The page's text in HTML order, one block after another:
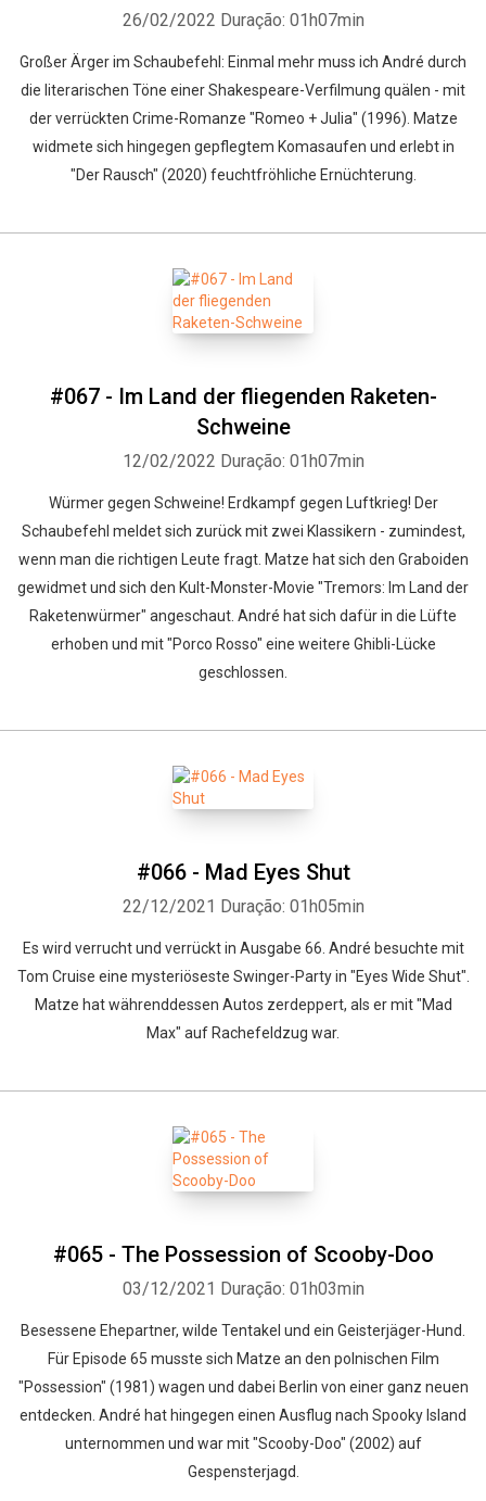
26/02/2022 Duração: 01h07min
Großer Ärger im Schaubefehl: Einmal mehr muss ich André durch
die literarischen Töne einer Shakespeare-Verfilmung quälen - mit
der verrückten Crime-Romanze "Romeo + Julia" (1996). Matze
widmete sich hingegen gepflegtem Komasaufen und erlebt in
"Der Rausch" (2020) feuchtfröhliche Ernüchterung.
#067 - Im Land der fliegenden Raketen-
Schweine
12/02/2022 Duração: 01h07min
Würmer gegen Schweine! Erdkampf gegen Luftkrieg! Der
Schaubefehl meldet sich zurück mit zwei Klassikern - zumindest,
wenn man die richtigen Leute fragt. Matze hat sich den Graboiden
gewidmet und sich den Kult-Monster-Movie "Tremors: Im Land der
Raketenwürmer" angeschaut. André hat sich dafür in die Lüfte
erhoben und mit "Porco Rosso" eine weitere Ghibli-Lücke
geschlossen.
#066 - Mad Eyes Shut
22/12/2021 Duração: 01h05min
Es wird verrucht und verrückt in Ausgabe 66. André besuchte mit
Tom Cruise eine mysteriöseste Swinger-Party in "Eyes Wide Shut".
Matze hat währenddessen Autos zerdeppert, als er mit "Mad
Max" auf Rachefeldzug war.
#065 - The Possession of Scooby-Doo
03/12/2021 Duração: 01h03min
Besessene Ehepartner, wilde Tentakel und ein Geisterjäger-Hund.
Für Episode 65 musste sich Matze an den polnischen Film
"Possession" (1981) wagen und dabei Berlin von einer ganz neuen
entdecken. André hat hingegen einen Ausflug nach Spooky Island
unternommen und war mit "Scooby-Doo" (2002) auf
Gespensterjagd.